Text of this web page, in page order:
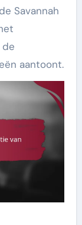
Savannah
aantoont.